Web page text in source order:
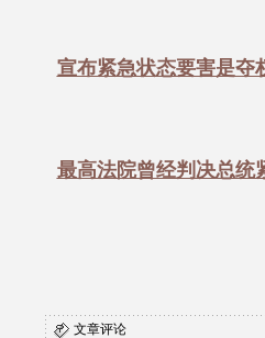
宣布紧急状态要害是夺
最高法院曾经判决总统
文章评论